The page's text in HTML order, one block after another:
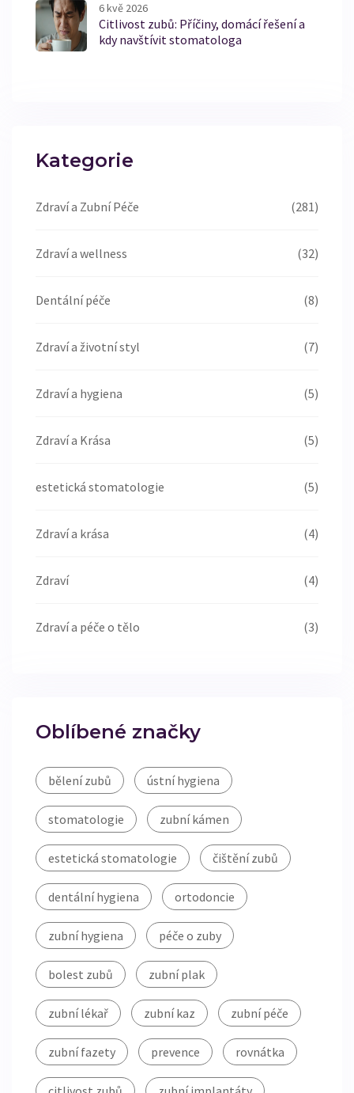
6 kvě 2026
Citlivost zubů: Příčiny, domácí řešení a
kdy navštívit stomatologa
Kategorie
Zdraví a Zubní Péče (281)
Zdraví a wellness (32)
Dentální péče (8)
Zdraví a životní styl (7)
Zdraví a hygiena (5)
Zdraví a Krása (5)
estetická stomatologie (5)
Zdraví a krása (4)
Zdraví (4)
Zdraví a péče o tělo (3)
Oblíbené značky
bělení zubů ústní hygiena
stomatologie zubní kámen
estetická stomatologie čištění zubů
dentální hygiena ortodoncie
zubní hygiena péče o zuby
bolest zubů zubní plak
zubní lékař zubní kaz zubní péče
zubní fazety prevence rovnátka